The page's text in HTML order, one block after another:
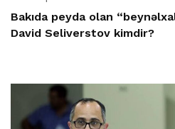
Bakıda peyda olan
David Seliverstov kimdir?